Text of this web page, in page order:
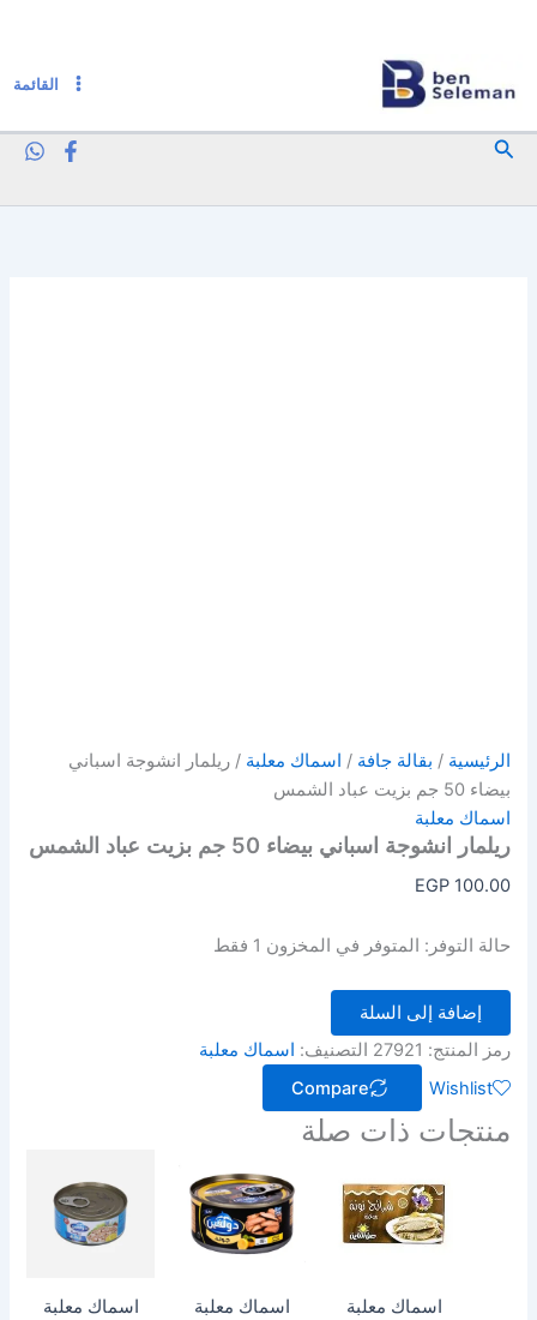
القائمة
البحث
الرئيسية / بقالة جافة / اسماك معلبة / ريلمار انشوجة اسباني
بيضاء 50 جم بزيت عباد الشمس
اسماك معلبة
ريلمار انشوجة اسباني بيضاء 50 جم بزيت عباد الشمس
EGP100.00
حالة التوفر: المتوفر في المخزون 1 فقط
إضافة إلى السلة
رمز المنتج: 27921 التصنيف: اسماك معلبة
Wishlist
Compare
منتجات ذات صلة
اسماك معلبة اسماك معلبة اسماك معلبة